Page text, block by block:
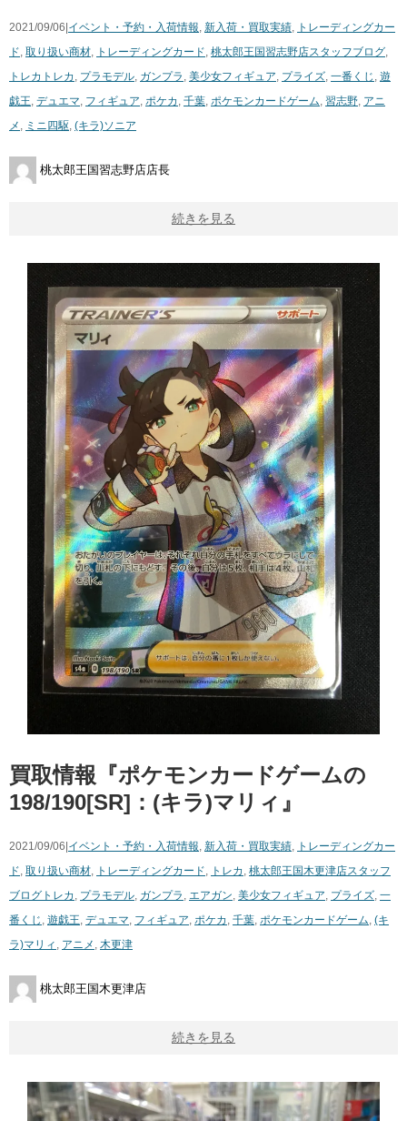
2021/09/06| イベント・予約・入荷情報, 新入荷・買取実績, トレーディングカー
ド, 取り扱い商材, トレーディングカード, 桃太郎王国習志野店スタッフブログ,
トレカ トレカ , プラモデル, ガンプラ , 美少女フィギュア, プライズ, 一番くじ , 遊
戯王, デュエマ, フィギュア, ポケカ , 千葉, ポケモンカードゲーム, 習志野, アニ
メ , ミニ四駆, (キラ)ソニア
桃太郎王国習志野店店長
続きを見る
買取情報『ポケモンカードゲームの
198/190[SR]：(キラ)マリィ』
2021/09/06|イベント・予約・入荷情報 新入荷・買取実績
トレーディングカー
ド 取り扱い商材 トレーディングカード トレカ 桃太郎王国木更津店スタッフ
ブログ トレカ プラモデル ガンプラ エアガン 美少女フィギュア プライズ 一
番くじ 遊戯王 デュエマ フィギュア ポケカ 千葉 ポケモンカードゲーム (キ
ラ)マリィ
アニメ 木更津
桃太郎王国木更津店
続きを見る